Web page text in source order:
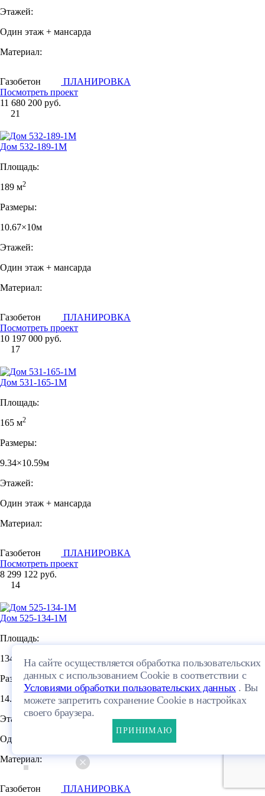
Этажей:
Один этаж + мансарда
Материал:
Газобетон
ПЛАНИРОВКА
Посмотреть проект
11 680 200 руб.
21
Дом 532-189-1М
Площадь:
189 м2
Размеры:
10.67×10м
Этажей:
Один этаж + мансарда
Материал:
Газобетон
ПЛАНИРОВКА
Посмотреть проект
10 197 000 руб.
17
Дом 531-165-1М
Площадь:
165 м2
Размеры:
9.34×10.59м
Этажей:
Один этаж + мансарда
Материал:
Газобетон
ПЛАНИРОВКА
Посмотреть проект
8 299 122 руб.
14
Дом 525-134-1М
Площадь:
134.29 м
Размеры:
14.45×9.31м
Этажей:
Один этаж + мансарда
Материал:
Газобетон
ПЛАНИРОВКА
На сайте осуществляется обработка пользовательских
данных с использованием Cookie в соответствии с
Условиями обработки пользовательских данных. Вы
можете запретить сохранение Cookie в настройках
своего браузера.
ПРИНИМАЮ